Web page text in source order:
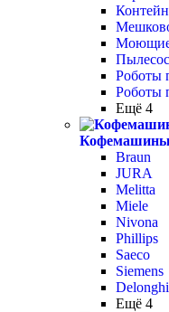
Роботы
Роботы
Ещё 4
Кофемашины
Braun
JURA
Melitta
Miele
Nivona
Phillips
Saeco
Siemens
Delonghi
Ещё 4